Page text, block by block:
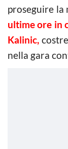
proseguire la
ultime ore in
Kalinic,
nella gara